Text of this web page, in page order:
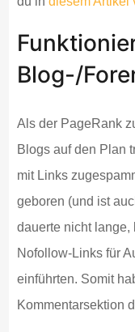
Blog-/
Als der PageRank
Blogs auf den Plan
mit Links
geboren (und ist
dauerte nicht lange,
Nofollow-Links für
einführten. Somit
Kommentarsektion